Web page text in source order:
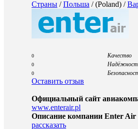
Страны /Польша / (Poland) /
0 Качество
0
0
Оставить отзыв
Официальный сайт
www.enterair.pl
Описание компании Enter Air
рассказать